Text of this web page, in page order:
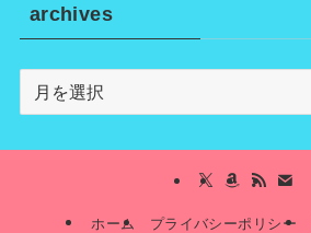
archives
archives
ホーム プライバシーポリシー